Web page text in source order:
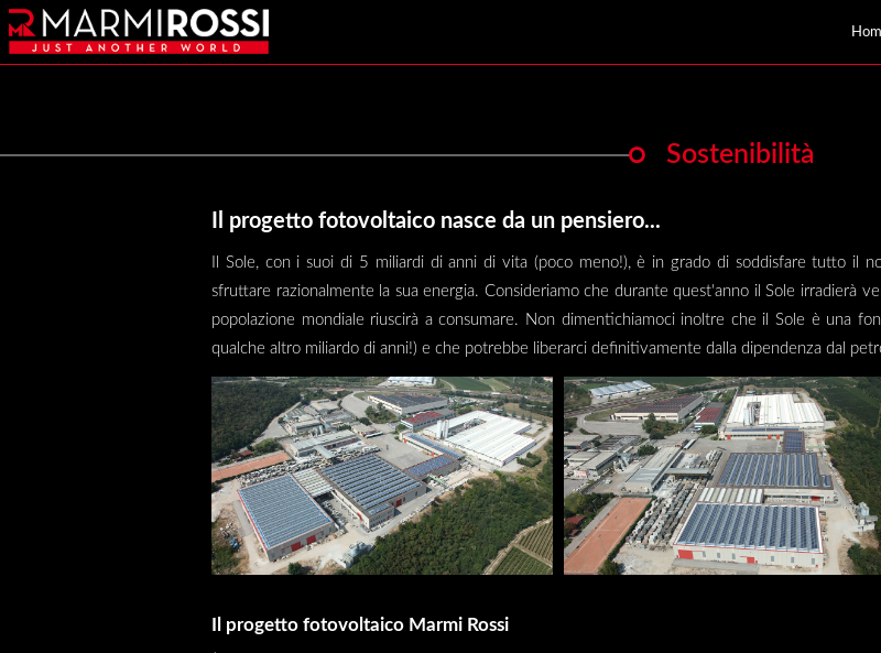
Sostenibilità
Il progetto fotovoltaico nasce da un pensiero...
Il Sole, con i suoi di 5 miliardi di anni di vita (poco meno!), è in grado di soddisfare tutto il
sfruttare razionalmente la sua energia. Consideriamo che durante quest'anno il Sole irradierà
popolazione mondiale riuscirà a consumare. Non dimentichiamoci inoltre che il Sole è una
qualche altro miliardo di anni!) e che potrebbe liberarci definitivamente dalla dipendenza dal
Il progetto fotovoltaico Marmi Rossi